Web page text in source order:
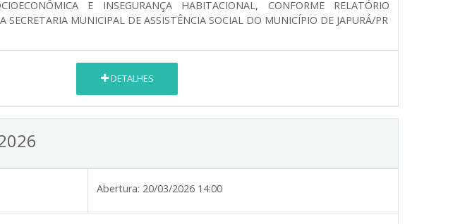
E INSEGURANÇA HABITACIONAL, CONFORME RELATÓRIO
SECRETARIA MUNICIPAL DE ASSISTÊNCIA SOCIAL DO MUNICÍPIO DE JAPURÁ/PR
DETALHES
Abertura: 20/03/2026 14:00